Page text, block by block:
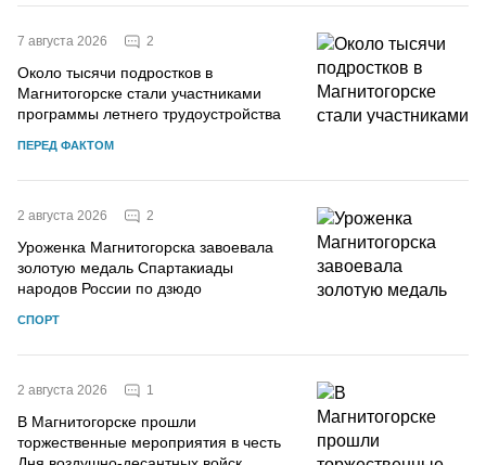
7 августа 2026 2
Около тысячи подростков в
Магнитогорске стали участниками
программы летнего трудоустройства
ПЕРЕД ФАКТОМ
2 августа 2026 2
Уроженка Магнитогорска завоевала
золотую медаль Спартакиады
народов России по дзюдо
СПОРТ
2 августа 2026 1
В Магнитогорске прошли
торжественные мероприятия в честь